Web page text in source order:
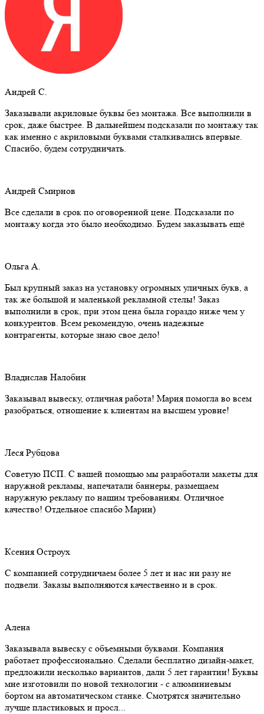
Андрей С.
Заказывали акриловые буквы без монтажа. Все выполнили в
срок, даже быстрее. В дальнейшем подсказали по монтажу так
как именно с акриловыми буквами сталкивались впервые.
Спасибо, будем сотрудничать.
Андрей Смирнов
Все сделали в срок по оговоренной цене. Подсказали по
монтажу когда это было необходимо. Будем заказывать ещё
Ольга А.
Был крупный заказ на установку огромных уличных букв, а
так же большой и маленькой рекламной стелы! Заказ
выполнили в срок, при этом цена была гораздо ниже чем у
конкурентов. Всем рекомендую, очень надежные
контрагенты, которые знаю свое дело!
Владислав Налобин
Заказывал вывеску, отличная работа! Мария помогла во всем
разобраться, отношение к клиентам на высшем уровне!
Леся Рубцова
Советую ПСП. С вашей помощью мы разработали макеты для
наружной рекламы, напечатали баннеры, размещаем
наружную рекламу по нашим требованиям. Отличное
качество! Отдельное спасибо Марии)
Ксения Остроух
С компанией сотрудничаем более 5 лет и нас ни разу не
подвели. Заказы выполняются качественно и в срок.
Алена
Заказывала вывеску с объемными буквами. Компания
работает профессионально. Сделали бесплатно дизайн-макет,
предложили несколько вариантов, дали 5 лет гарантии! Буквы
мне изготовили по новой технологии - с алюминиевым
бортом на автоматическом станке. Смотрятся значительно
лучше пластиковых и просл...